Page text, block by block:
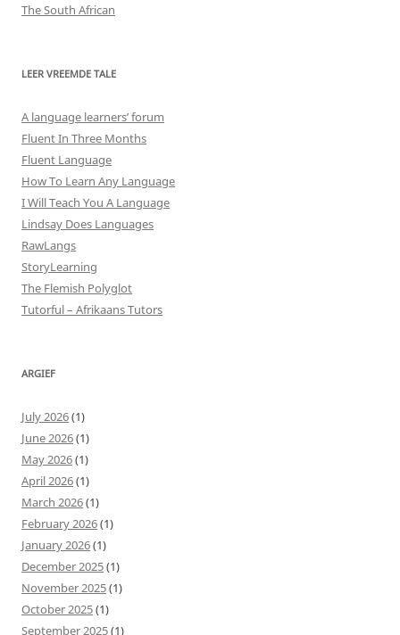
The South African
LEER VREEMDE TALE
A language learners’ forum
Fluent In Three Months
Fluent Language
How To Learn Any Language
I Will Teach You A Language
Lindsay Does Languages
RawLangs
StoryLearning
The Flemish Polyglot
Tutorful – Afrikaans Tutors
ARGIEF
July 2026(1)
June 2026(1)
May 2026(1)
April 2026(1)
March 2026(1)
February 2026(1)
January 2026(1)
December 2025(1)
November 2025(1)
October 2025(1)
September 2025(1)